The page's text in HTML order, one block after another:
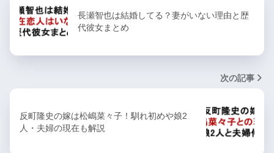
長瀬智也は結婚してる？妻がいない理由と歴
代彼女まとめ
次の記事
反町隆史の嫁は松嶋菜々子！馴れ初めや娘2
人・夫婦の現在も解説